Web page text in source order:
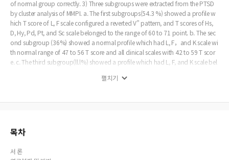
of normal group correctly. 3) Three subgroups were extracted from the PTSD
by cluster analysis of MMPI. a. The first subgroups(54.3 %) showed a profile w
hich T score of L, F scale configured a reverted V” pattern, and T scores of Hs,
D, Hy, Pd, Pt, and Sc scale belonged to the range of 60 to 71 point. b. The sec
ond subgroup (36%) showed a normal profile which had L, F，and K scale wi
th normal range of 47 to 56 T score and all clinical scales with 42 to 59 T scor
e. c. The third subgroup(ll.l%) showed a profile which had L, F, and K scale bel
ange of 60 to 80 T score except M f scale. These findings suggest MMPI has a re
펼치기
목차
서 론